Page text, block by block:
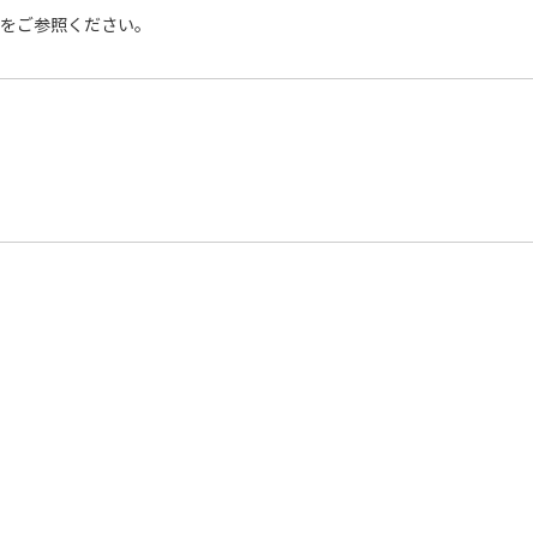
をご参照ください。